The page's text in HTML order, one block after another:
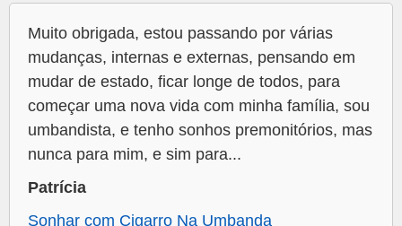
Muito obrigada, estou passando por várias
mudanças, internas e externas, pensando em
mudar de estado, ficar longe de todos, para
começar uma nova vida com minha família, sou
umbandista, e tenho sonhos premonitórios, mas
nunca para mim, e sim para...
Patrícia
Sonhar com Cigarro Na Umbanda